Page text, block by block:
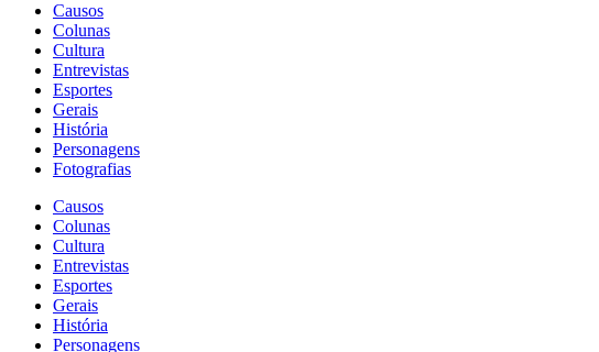
Causos
Colunas
Cultura
Entrevistas
Esportes
Gerais
História
Personagens
Fotografias
Causos
Colunas
Cultura
Entrevistas
Esportes
Gerais
História
Personagens